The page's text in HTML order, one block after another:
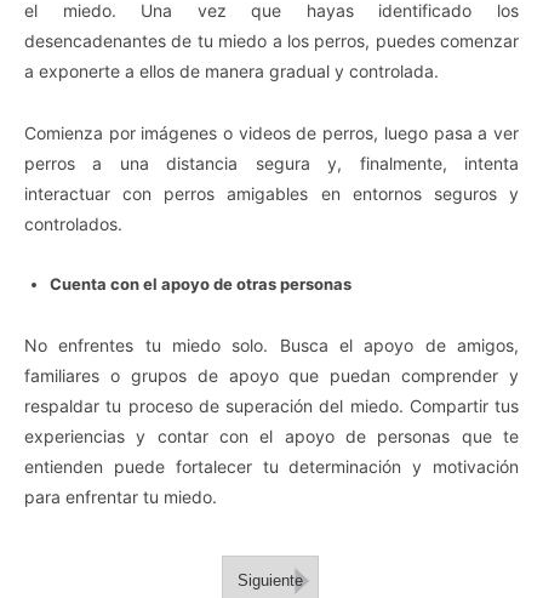
el miedo. Una vez que hayas identificado los
desencadenantes de tu miedo a los perros, puedes comenzar
a exponerte a ellos de manera gradual y controlada.
Comienza por imágenes o videos de perros, luego pasa a ver
perros a una distancia segura y, finalmente, intenta
interactuar con perros amigables en entornos seguros y
controlados.
Cuenta con el apoyo de otras personas
No enfrentes tu miedo solo. Busca el apoyo de amigos,
familiares o grupos de apoyo que puedan comprender y
respaldar tu proceso de superación del miedo. Compartir tus
experiencias y contar con el apoyo de personas que te
entienden puede fortalecer tu determinación y motivación
para enfrentar tu miedo.
Siguiente